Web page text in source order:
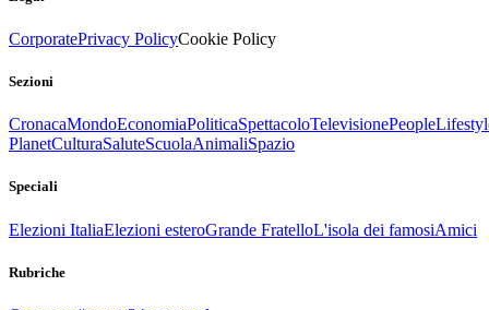
CorporatePrivacy PolicyCookie Policy
Sezioni
CronacaMondoEconomiaPoliticaSpettacoloTelevisionePeople
PlanetCulturaSaluteScuolaAnimaliSpazio
Speciali
Elezioni ItaliaElezioni esteroGrande FratelloL'isola dei famosiAmici
Rubriche